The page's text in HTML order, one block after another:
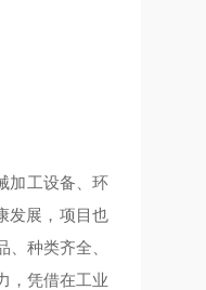
加工设备、环
发展，项目也
种类齐全、
，凭借在工业